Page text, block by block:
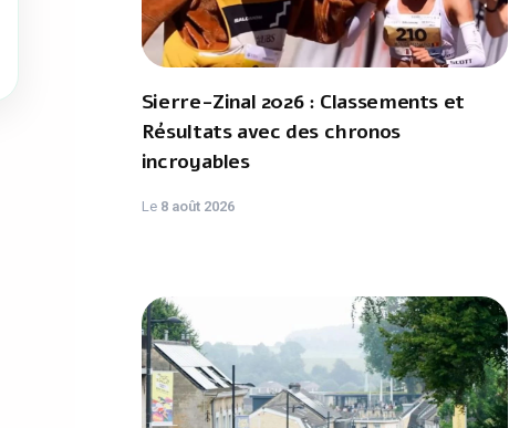
Sierre-Zinal 2026 : Classements et
Résultats avec des chronos
incroyables
Le 8 août 2026